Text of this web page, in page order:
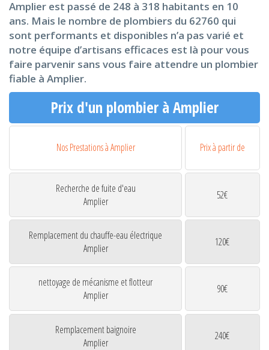
Amplier est passé de 248 à 318 habitants en 10
ans. Mais le nombre de plombiers du 62760 qui
sont performants et disponibles n’a pas varié et
notre équipe d’artisans efficaces est là pour vous
faire parvenir sans vous faire attendre un plombier
fiable à Amplier.
Prix d'un plombier à Amplier
Nos Prestations à Amplier Prix à partir de
Recherche de fuite d'eau
Amplier
52€
Remplacement du chauffe-eau électrique
Amplier
120€
nettoyage de mécanisme et flotteur
Amplier
90€
Remplacement baignoire
Amplier
240€